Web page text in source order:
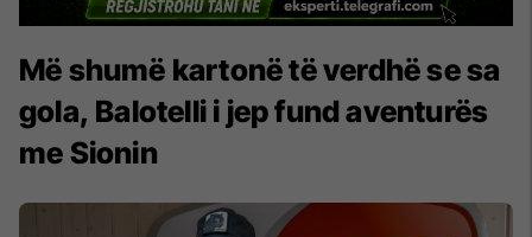
Më shumë kartonë të verdhë se sa
gola, Balotelli i jep fund aventurës
me Sionin